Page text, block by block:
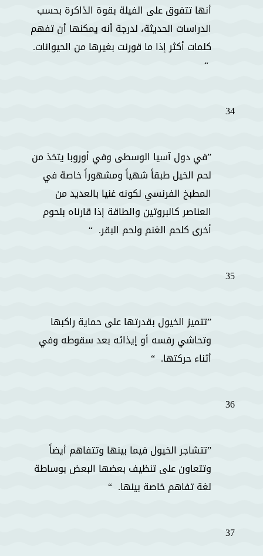
أنها تتفوق على الفيلة بقوة الذاكرة بحسب
الدراسات الحديثة، لدرجة أنه يمكنها أن تفهم
كلمات أكثر إذا ما قورنت بغيرها من الحيوانات.
34
في دول آسيا الوسطى وفي أوروبا يتخذ من
لحم الخيل طبقاً شهياً ومشهوراً خاصة في
المطبخ الفرنسي لكونه غنيا بالعديد من
العناصر كالبروتين والطاقة إذا قارناه بلحوم
أخرى كلحم الغنم ولحم البقر.
35
تتميز الخيول بقدرتها على حماية راكبها
وتحاشي رفسه أو إيذائه بعد سقوطه وفي
أثناء حركتها.
36
تتشاجر الخيول فيما بينها وتتفاهم أيضاً
وتتعاون على تنظيف بعضها البعض بوساطة
لغة تفاهم خاصة بينها.
37